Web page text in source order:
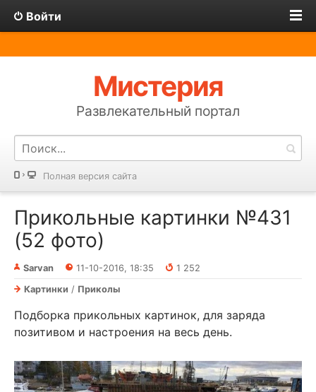
Войти
Мистерия
Развлекательный портал
Полная версия сайта
Прикольные картинки №431
(52 фото)
Sarvan 11-10-2016, 18:35
1 252
Картинки / Приколы
Подборка прикольных картинок, для заряда
позитивом и настроения на весь день.